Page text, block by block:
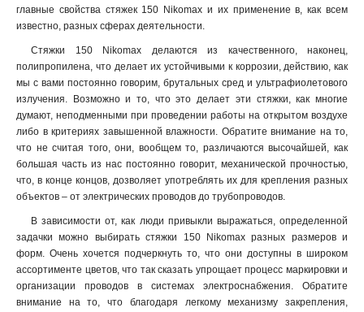
главные свойства стяжек 150 Nikomax и их применение в, как всем
известно, разных сферах деятельности.
Стяжки 150 Nikomax делаются из качественного, наконец,
полипропилена, что делает их устойчивыми к коррозии, действию, как
мы с вами постоянно говорим, брутальных сред и ультрафиолетового
излучения. Возможно и то, что это делает эти стяжки, как многие
думают, неподменными при проведении работы на открытом воздухе
либо в критериях завышенной влажности. Обратите внимание на то,
что не считая того, они, вообщем то, различаются высочайшей, как
большая часть из нас постоянно говорит, механической прочностью,
что, в конце концов, дозволяет употреблять их для крепления разных
объектов – от электрических проводов до трубопроводов.
В зависимости от, как люди привыкли выражаться, определенной
задачки можно выбирать стяжки 150 Nikomax разных размеров и
форм. Очень хочется подчеркнуть то, что они доступны в широком
ассортименте цветов, что так сказать упрощает процесс маркировки и
организации проводов в системах электроснабжения. Обратите
внимание на то, что благодаря легкому механизму закрепления,